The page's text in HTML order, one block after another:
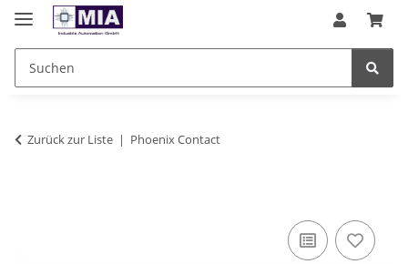
Zurück zur Liste Phoenix Contact